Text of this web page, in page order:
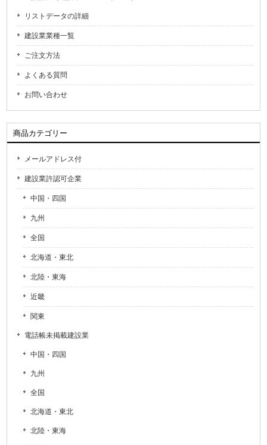
リストデータの詳細
建設業業種一覧
ご注文方法
よくある質問
お問い合わせ
商品カテゴリー
メールアドレス付
建設業許認可企業
中国・四国
九州
全国
北海道・東北
北陸・東海
近畿
関東
電話帳未掲載建設業
中国・四国
九州
全国
北海道・東北
北陸・東海